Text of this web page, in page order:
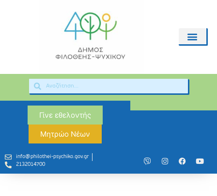
Γίνε εθελοντής
Μητρώο Νέων
info@philothei-psychiko.gov.gr
2132014700